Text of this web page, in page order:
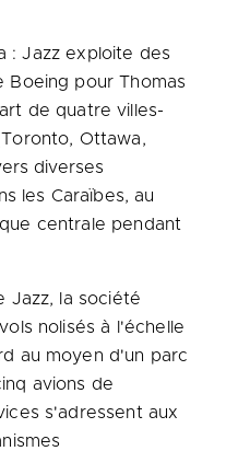
: Jazz exploite des
Boeing pourThomas
de quatre villes-
Toronto, Ottawa,
diverses
les Caraïbes, au
centrale pendant
Jazz, la société
nolisés à l'échelle
au moyen d'un parc
avions de
s'adressent aux